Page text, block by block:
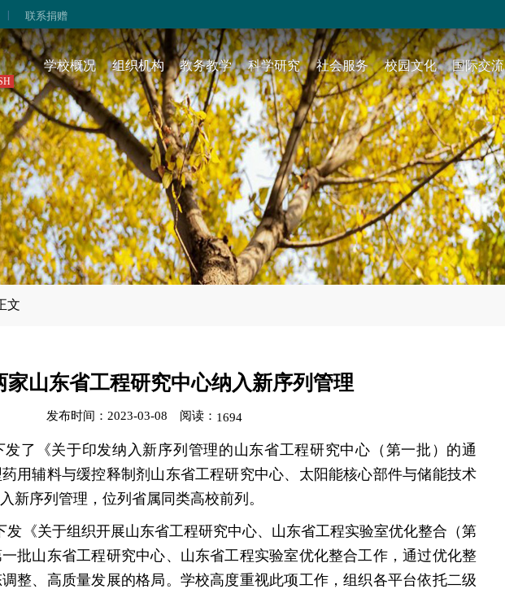
| 联系捐赠
学校概况 组织机构 教务教学 科学研究 社会服务 校园文化 国际交流
文
家山东省工程研究中心纳入新序列管理
发布时间：2023-03-08 阅读： 1694
发了《关于印发纳入新序列管理的山东省工程研究中心（第一批）的通
用辅料与缓控释制剂山东省工程研究中心、太阳能核心部件与储能技术
新序列管理，位列省属同类高校前列。
发《关于组织开展山东省工程研究中心、山东省工程实验室优化整合（第
批山东省工程研究中心、山东省工程实验室优化整合工作，通过优化整
整、高质量发展的格局。学校高度重视此项工作，组织各平台依托二级